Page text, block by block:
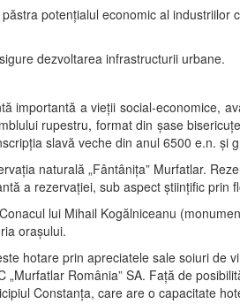
potenţialul economic al
dezvoltarea infrastructurii urbane.
importantă a vieţii social-economice,
rupestru, format din şase
slavă veche din anul 6500 e.n. şi
naturală „Fântâniţa” Murfatlar.
a rezervaţiei, sub aspect ştiinţific prin
lui Mihail Kogălniceanu
oraşului.
hotare prin apreciatele sale soiuri de
România” SA. Faţă de
Constanţa, care are o capacitate